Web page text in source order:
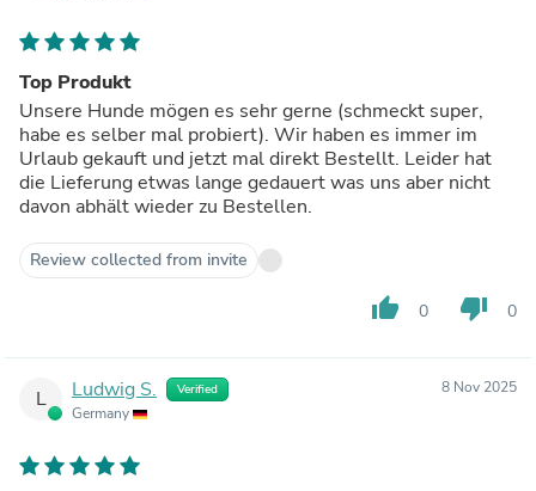
Top Produkt
Unsere Hunde mögen es sehr gerne (schmeckt super,
habe es selber mal probiert). Wir haben es immer im
Urlaub gekauft und jetzt mal direkt Bestellt. Leider hat
die Lieferung etwas lange gedauert was uns aber nicht
davon abhält wieder zu Bestellen.
Review collected from invite
thumb_up 0 thumb_down 0
L Ludwig S. Verified
Germany
8 Nov 2025